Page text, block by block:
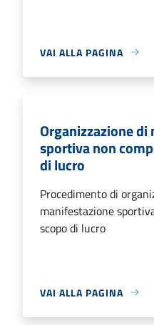
VAI ALLA PAGINA
Organizzazione
sportiva non
di lucro
Procedimento di
manifestazione
scopo di lucro
VAI ALLA PAGINA